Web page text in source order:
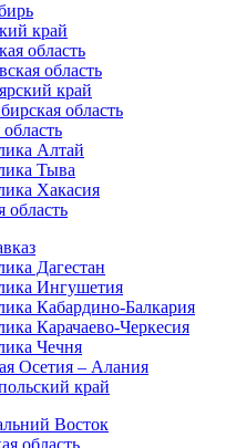
край
область
область
край
область
Алтай
Тыва
Хакасия
область
Дагестан
Ингушетия
Кабардино-Балкария
Карачаево-Черкесия
Чечня
Осетия – Алания
край
Восток
область